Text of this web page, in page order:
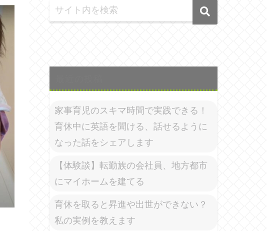
家事育児のスキマ時間で実践できる！
育休中に英語を聞ける、話せるように
なった話をシェアします
【体験談】転勤族の会社員、地方都市
にマイホームを建てる
育休を取ると昇進や出世ができない？
私の実例を教えます